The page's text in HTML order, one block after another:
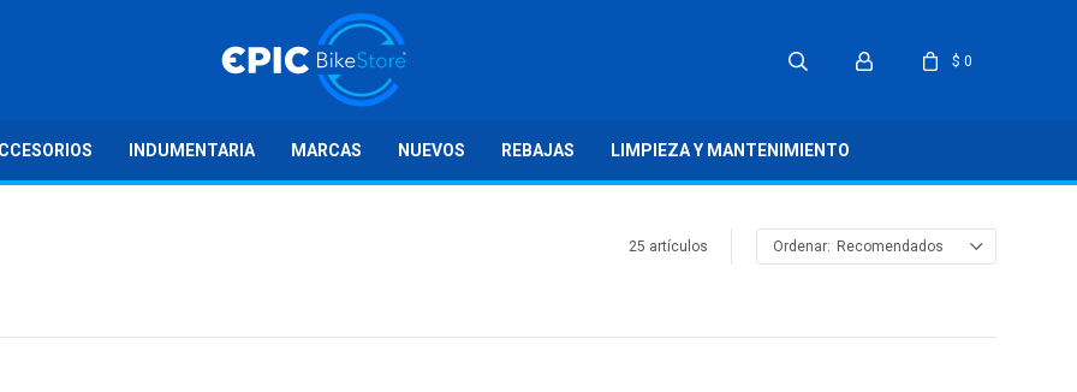
INDUMENTARIA MARCAS NUEVOS REBAJAS LIMPIEZA Y MANTENIMIENTO
$ 0
25 artículos Recomendados